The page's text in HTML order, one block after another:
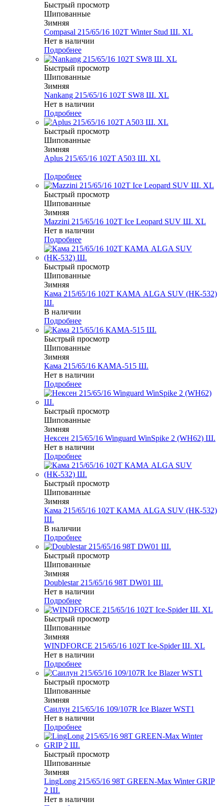
Быстрый просмотр
Шипованные
Зимняя
Compasal 215/65/16 102T Winter Stud Ш. XL
Нет в наличии
Подробнее
Быстрый просмотр
Шипованные
Зимняя
Nankang 215/65/16 102T SW8 Ш. XL
Нет в наличии
Подробнее
Быстрый просмотр
Шипованные
Зимняя
Aplus 215/65/16 102T A503 Ш. XL
Подробнее
Быстрый просмотр
Шипованные
Зимняя
Mazzini 215/65/16 102T Ice Leopard SUV Ш. XL
Нет в наличии
Подробнее
Быстрый просмотр
Шипованные
Зимняя
Кама 215/65/16 102T КАМА ALGA SUV (НК-532)
Ш.
В наличии
Подробнее
Быстрый просмотр
Шипованные
Зимняя
Кама 215/65/16 КАМА-515 Ш.
Нет в наличии
Подробнее
Быстрый просмотр
Шипованные
Зимняя
Нексен 215/65/16 Winguard WinSpike 2 (WH62) Ш.
Нет в наличии
Подробнее
Быстрый просмотр
Шипованные
Зимняя
Кама 215/65/16 102T КАМА ALGA SUV (НК-532)
Ш.
В наличии
Подробнее
Быстрый просмотр
Шипованные
Зимняя
Doublestar 215/65/16 98T DW01 Ш.
Нет в наличии
Подробнее
Быстрый просмотр
Шипованные
Зимняя
WINDFORCE 215/65/16 102T Ice-Spider Ш. XL
Нет в наличии
Подробнее
Быстрый просмотр
Шипованные
Зимняя
Саилун 215/65/16 109/107R Ice Blazer WST1
Нет в наличии
Подробнее
Быстрый просмотр
Шипованные
Зимняя
LingLong 215/65/16 98T GREEN-Max Winter GRIP
2 Ш.
Нет в наличии